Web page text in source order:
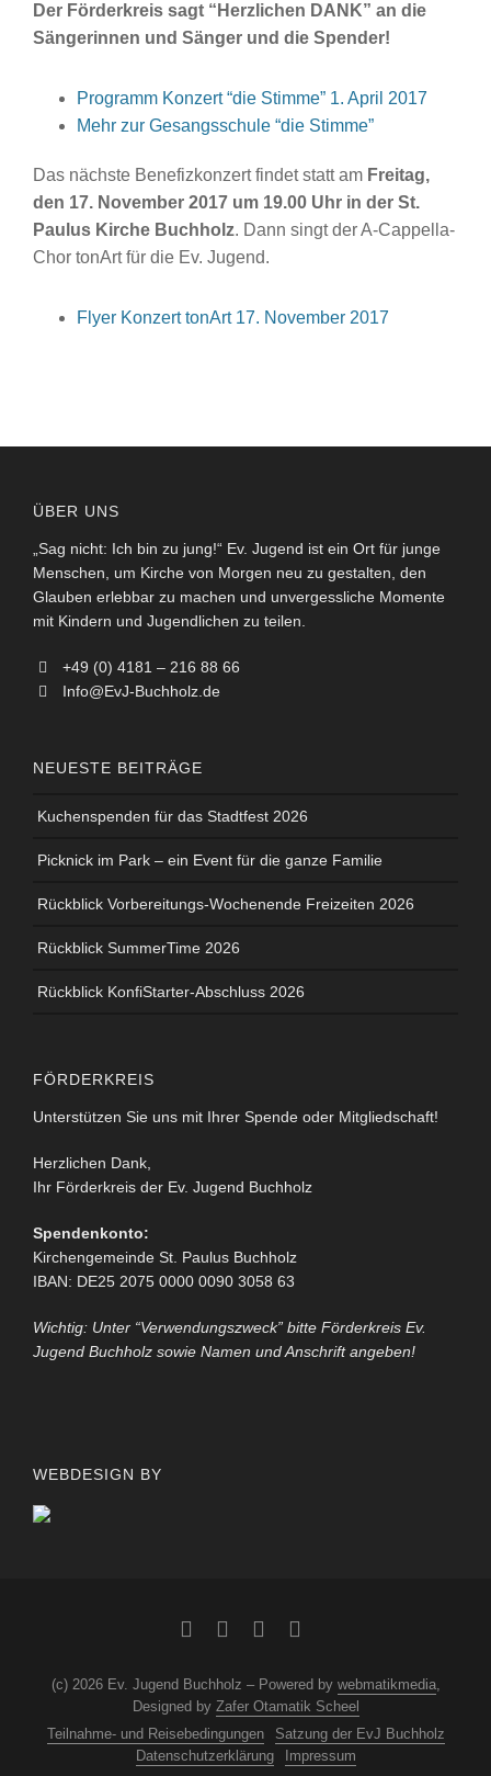
Der Förderkreis sagt “Herzlichen DANK” an die
Sängerinnen und Sänger und die Spender!
Programm Konzert “die Stimme” 1. April 2017
Mehr zur Gesangsschule “die Stimme”
Das nächste Benefizkonzert findet statt am Freitag,
den 17. November 2017 um 19.00 Uhr in der St.
Paulus Kirche Buchholz. Dann singt der A-Cappella-
Chor tonArt für die Ev. Jugend.
Flyer Konzert tonArt 17. November 2017
ÜBER UNS
„Sag nicht: Ich bin zu jung!“ Ev. Jugend ist ein Ort für junge
Menschen, um Kirche von Morgen neu zu gestalten, den
Glauben erlebbar zu machen und unvergessliche Momente
mit Kindern und Jugendlichen zu teilen.
+49 (0) 4181 – 216 88 66
Info@EvJ-Buchholz.de
NEUESTE BEITRÄGE
Kuchenspenden für das Stadtfest 2026
Picknick im Park – ein Event für die ganze Familie
Rückblick Vorbereitungs-Wochenende Freizeiten 2026
Rückblick SummerTime 2026
Rückblick KonfiStarter-Abschluss 2026
FÖRDERKREIS
Unterstützen Sie uns mit Ihrer Spende oder Mitgliedschaft!
Herzlichen Dank,
Ihr Förderkreis der Ev. Jugend Buchholz
Spendenkonto:
Kirchengemeinde St. Paulus Buchholz
IBAN: DE25 2075 0000 0090 3058 63
Wichtig: Unter “Verwendungszweck” bitte Förderkreis Ev.
Jugend Buchholz sowie Namen und Anschrift angeben!
WEBDESIGN BY
(c) 2026 Ev. Jugend Buchholz – Powered by webmatikmedia,
Designed by Zafer Otamatik Scheel
Teilnahme- und Reisebedingungen
Satzung der EvJ Buchholz
Datenschutzerklärung
Impressum